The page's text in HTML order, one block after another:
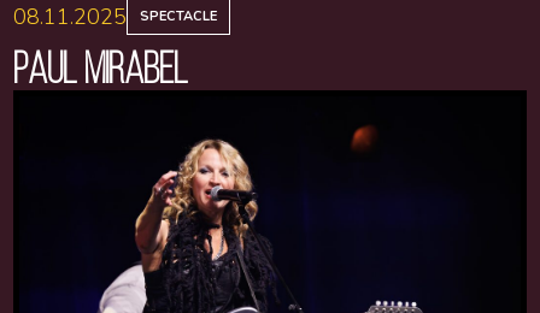
08.11.2025 SPECTACLE
PAUL MIRABEL